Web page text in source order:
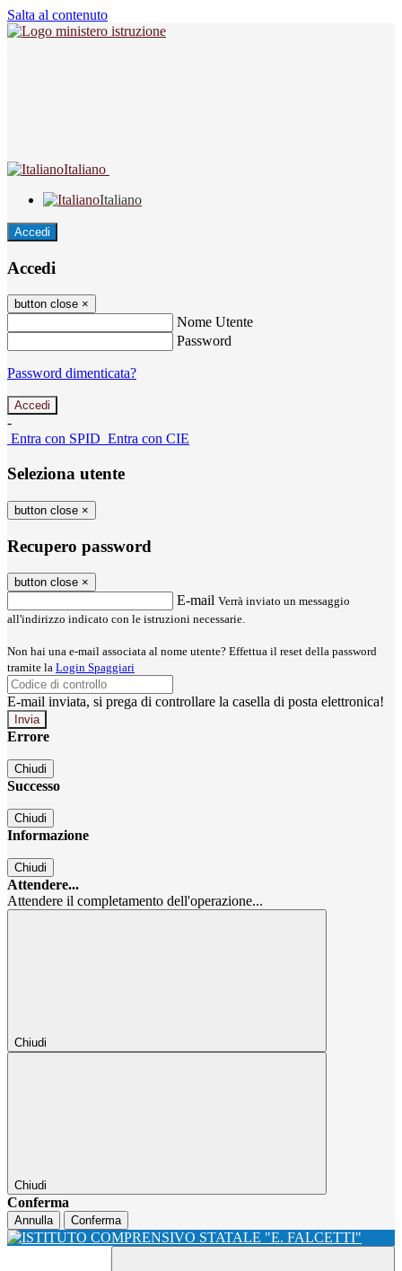
Salta al contenuto
Italiano
Italiano
Accedi
Accedi
button close ×
Nome Utente
Password
Password dimenticata?
-
Entra con SPID Entra con CIE
Seleziona utente
button close ×
Recupero password
button close ×
E-mail Verrà inviato un messaggio
all'indirizzo indicato con le istruzioni necessarie.
Non hai una e-mail associata al nome utente? Effettua il reset della password
tramite la Login Spaggiari
E-mail inviata, si prega di controllare la casella di posta elettronica!
Errore
Chiudi
Successo
Chiudi
Informazione
Chiudi
Attendere...
Attendere il completamento dell'operazione...
Chiudi
Chiudi
Conferma
Annulla Conferma